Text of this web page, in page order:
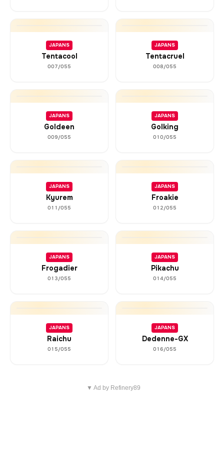
JAPANS
Tentacool
007/055
JAPANS
Tentacruel
008/055
JAPANS
Goldeen
009/055
JAPANS
Golking
010/055
JAPANS
Kyurem
011/055
JAPANS
Froakie
012/055
JAPANS
Frogadier
013/055
JAPANS
Pikachu
014/055
JAPANS
Raichu
015/055
JAPANS
Dedenne-GX
016/055
▼ Ad by Refinery89